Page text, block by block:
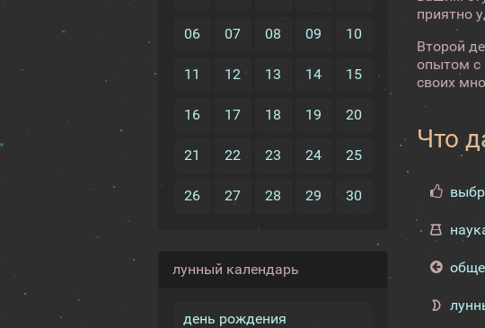
06 07 08 09 10
11 12 13 14 15
16 17 18 19 20
21 22 23 24 25
26 27 28 29 30
лунный календарь
день рождения
приятно
Второй
опытом с
своих
Что